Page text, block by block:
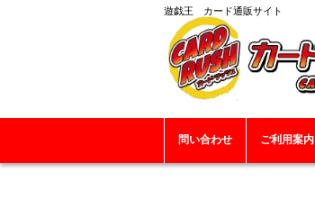
遊戯王 カード通販サイト
問い合わせ ご利用案内